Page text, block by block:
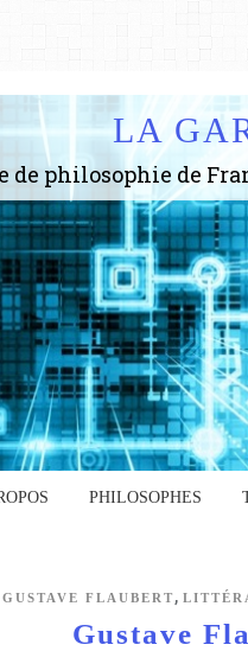
LA
PHILOSOPHES
GUSTAVE FLAUBERT ,
Gustave